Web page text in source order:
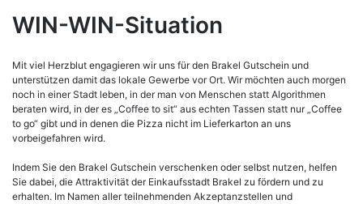
WIN-WIN-Situation
Mit viel Herzblut engagieren wir uns für den Brakel Gutschein und
unterstützen damit das lokale Gewerbe vor Ort. Wir möchten auch morgen
noch in einer Stadt leben, in der man von Menschen statt Algorithmen
beraten wird, in der es „Coffee to sit“ aus echten Tassen statt nur „Coffee
to go“ gibt und in denen die Pizza nicht im Lieferkarton an uns
vorbeigefahren wird.
Indem Sie den Brakel Gutschein verschenken oder selbst nutzen, helfen
Sie dabei, die Attraktivität der Einkaufsstadt Brakel zu fördern und zu
erhalten. Im Namen aller teilnehmenden Akzeptanzstellen und